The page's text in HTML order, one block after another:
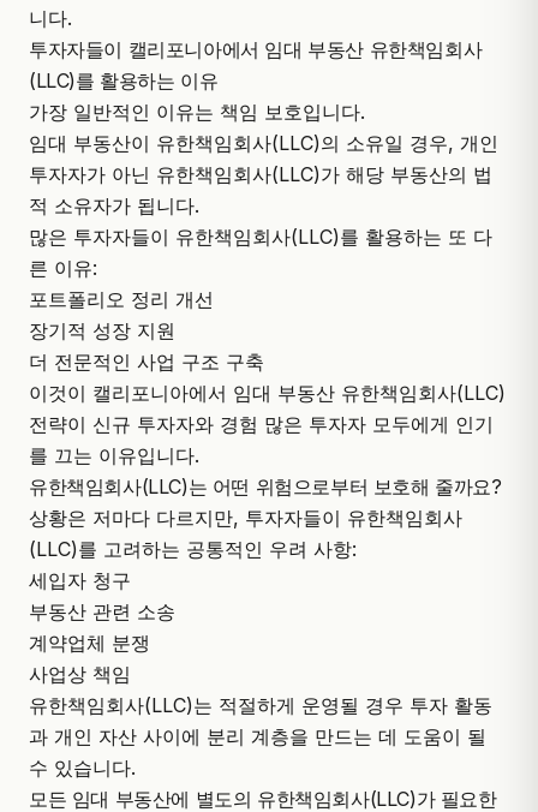
니다.
투자자들이 캘리포니아에서 임대 부동산 유한책임회사
(LLC)를 활용하는 이유
가장 일반적인 이유는 책임 보호입니다.
임대 부동산이 유한책임회사(LLC)의 소유일 경우, 개인
투자자가 아닌 유한책임회사(LLC)가 해당 부동산의 법
적 소유자가 됩니다.
많은 투자자들이 유한책임회사(LLC)를 활용하는 또 다
른 이유:
포트폴리오 정리 개선
장기적 성장 지원
더 전문적인 사업 구조 구축
이것이 캘리포니아에서 임대 부동산 유한책임회사(LLC)
전략이 신규 투자자와 경험 많은 투자자 모두에게 인기
를 끄는 이유입니다.
유한책임회사(LLC)는 어떤 위험으로부터 보호해 줄까요?
상황은 저마다 다르지만, 투자자들이 유한책임회사
(LLC)를 고려하는 공통적인 우려 사항:
세입자 청구
부동산 관련 소송
계약업체 분쟁
사업상 책임
유한책임회사(LLC)는 적절하게 운영될 경우 투자 활동
과 개인 자산 사이에 분리 계층을 만드는 데 도움이 될
수 있습니다.
모든 임대 부동산에 별도의 유한책임회사(LLC)가 필요한